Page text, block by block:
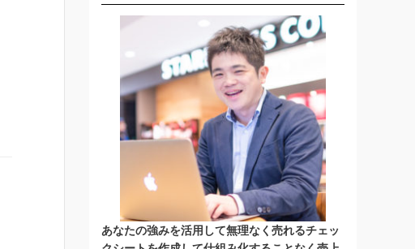
あなたの強みを活用して無理なく売れるチェッ